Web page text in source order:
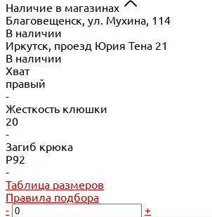
Наличие в магазинах
Благовещенск, ул. Мухина, 114
В наличии
Иркутск, проезд Юрия Тена 21
В наличии
Хват
правый
-
Жесткость клюшки
20
-
Загиб крюка
P92
-
Таблица размеров
Правила подбора
-
+